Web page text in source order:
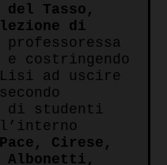
del Tasso,
lezione di
e costringendo
Lisi ad uscire
di studenti
Cirese,
Albonetti,